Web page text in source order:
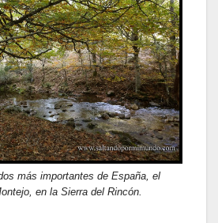
más importantes de España, el
en la Sierra del Rincón.